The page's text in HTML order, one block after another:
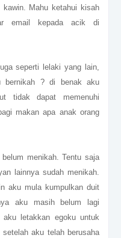
Mahu ketahui kisah
email kepada acik di
seperti lelaki yang lain,
bernikah ? di benak aku
tidak dapat memenuhi
makan apa anak orang
menikah. Tentu saja
lainnya sudah menikah.
aku mula kumpulkan duit
aku masih belum lagi
letakkan egoku untuk
aku telah berusaha